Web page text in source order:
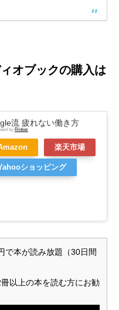
オブックの購入は
流 疲れない働き方
by Rinker
楽天市場
ショッピング
本が読み放題（30日間
以上の本を読む方にお勧